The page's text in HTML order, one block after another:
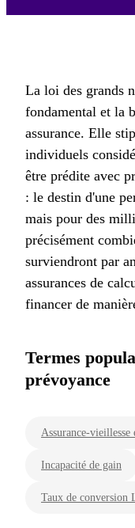
La loi des grands
fondamental et la
assurance. Elle
individuels
être prédite avec
: le destin d'une
mais pour des
précisément
surviendront par
assurances de
financer de
Termes
prévoyance
Assurance-
Incapacité de gain
Taux de conversion